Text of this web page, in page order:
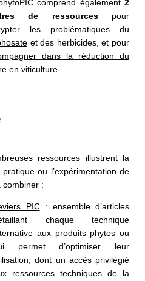
comprend également 2
de ressourcespour
les problématiques du
et des herbicides, et pour
dans la réduction du
en viticulture.
ressources illustrent la
ou l’expérimentation de
combiner :
PIC: ensemble d’articles
chaque technique
aux produits phytos ou
permet d’optimiser leur
dont un accès privilégié
ressources techniques de la